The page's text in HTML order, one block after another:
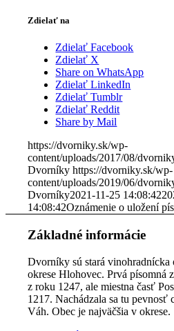
Zdielať na
Zdielať Facebook
Zdielať X
Share on WhatsApp
Zdielať LinkedIn
Zdielať Tumblr
Zdielať Reddit
Share by Mail
https://dvorniky.sk/wp-
content/uploads/2017/08/
Dvorníky https://dvorniky.sk/wp-
content/uploads/2019/06/
Dvorníky2021-11-25 14:08:42
14:08:42Oznámenie o uložení
Základné informácie
Dvorníky sú stará vinohradnícka
okrese Hlohovec. Prvá písomná
z roku 1247, ale miestna časť
1217. Nachádzala sa tu pevnosť
Váh. Obec je najväčšia v okrese.